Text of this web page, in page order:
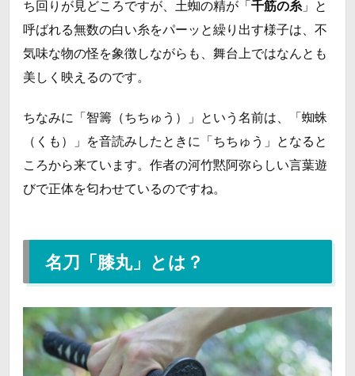
ち回りが見どころですが、土蜘の精が「千筋の糸」と
呼ばれる無数の白い糸をパーッと繰り出す様子は、不
気味な物の怪を象徴しながらも、舞台上ではなんとも
美しく映えるのです。
ちなみに「智籌（ちちゅう）」という名前は、「蜘蛛
（くも）」を音読みしたときに「ちちゅう」となると
ころから来ています。作者の河竹黙阿弥らしい言葉遊
びで正体を匂わせているのですね。
名刀「膝丸」とは？